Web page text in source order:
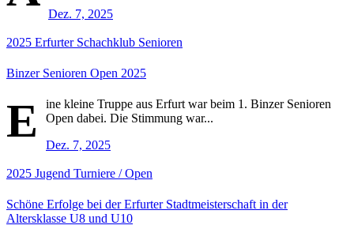
Dez. 7, 2025
2025 Erfurter Schachklub Senioren
Binzer Senioren Open 2025
E
ine kleine Truppe aus Erfurt war beim 1. Binzer Senioren
Open dabei. Die Stimmung war...
Dez. 7, 2025
2025 Jugend Turniere / Open
Schöne Erfolge bei der Erfurter Stadtmeisterschaft in der
Altersklasse U8 und U10